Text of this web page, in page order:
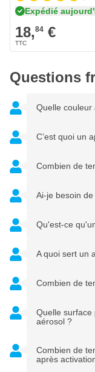
Meilleur apprêt
Idéal pour les
Belle image de
Résistant à la
Résistant aux
Pouvoir
Peut être
Après activation,
Adhérence
Expédié
18,84 €
Questions
Quelle couleur
C’est quoi un
Combien de
Ai-je besoin
Qu'est-ce
A quoi sert un
Combien de
Quelle surface
aérosol ?
Combien de
après